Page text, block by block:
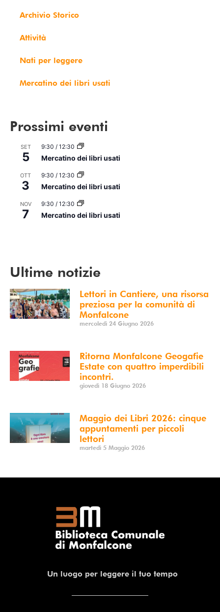
Archivio Storico
Attività
Nati per leggere
Mercatino dei libri usati
Prossimi eventi
SET
5
9:30 / 12:30
Mercatino dei libri usati
OTT
3
9:30 / 12:30
Mercatino dei libri usati
NOV
7
9:30 / 12:30
Mercatino dei libri usati
Ultime notizie
Lettori in Cantiere, una risorsa
preziosa per la comunità di
Monfalcone
mercoledì 24 Giugno 2026
Ritorna Monfalcone Geogafie
Estate con quattro imperdibili
incontri.
giovedì 18 Giugno 2026
Maggio dei Libri 2026: cinque
appuntamenti per piccoli
lettori
martedì 5 Maggio 2026
Un luogo per leggere il tuo tempo